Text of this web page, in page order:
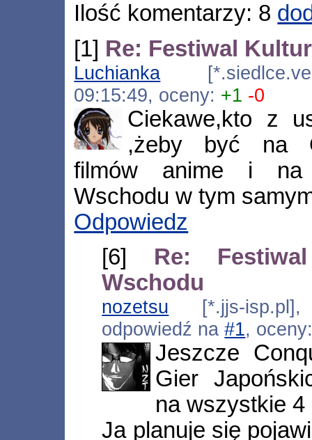
Ilość komentarzy: 8
[1] Re: Festiwal
Luchianka
09:15:49, oceny: +1 -0
Ciekawe,kto z
,żeby być na
filmów anime i na
Wschodu w tym
Odpowiedz
[6] Re:
Wschodu
nozetsu [*.jjs-isp.pl],
odpowiedź na#1,
Jeszcze
Gier
na wszystkie
Ja planuje się